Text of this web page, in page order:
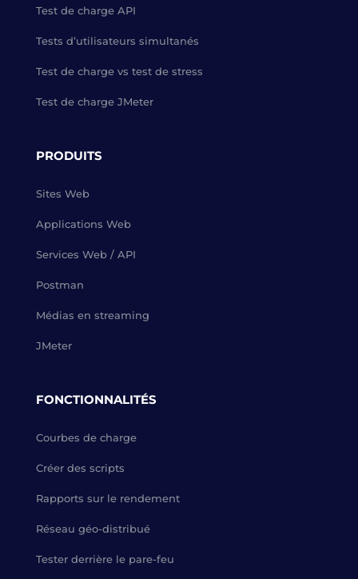
Test de charge API
Tests d’utilisateurs simultanés
Test de charge vs test de stress
Test de charge JMeter
PRODUITS
Sites Web
Applications Web
Services Web / API
Postman
Médias en streaming
JMeter
FONCTIONNALITÉS
Courbes de charge
Créer des scripts
Rapports sur le rendement
Réseau géo-distribué
Tester derrière le pare-feu